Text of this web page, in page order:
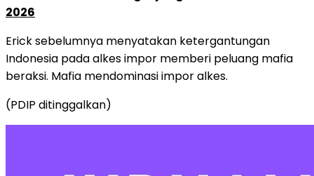
2026
Erick sebelumnya menyatakan ketergantungan
Indonesia pada alkes impor memberi peluang mafia
beraksi. Mafia mendominasi impor alkes.
(PDIP ditinggalkan)